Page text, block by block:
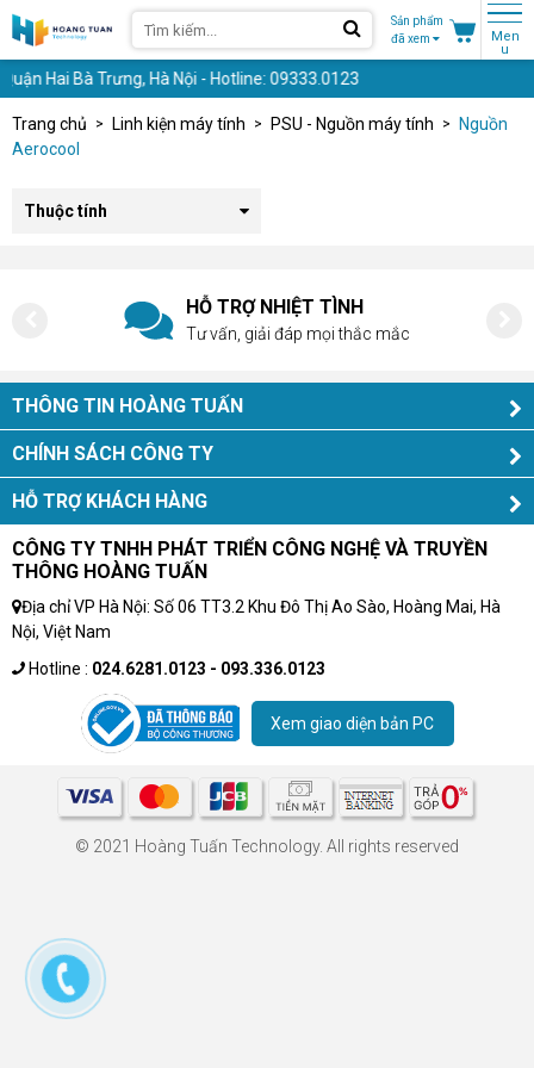
Sản phẩm
đã xem
Men
u
Hai Bà Trưng, Hà Nội - Hotline: 09333.0123
Trang chủ Linh kiện máy tính PSU - Nguồn máy tính
Nguồn
Aerocool
Thuộc tính
HỖ TRỢ NHIỆT TÌNH
Tư vấn, giải đáp mọi thắc mắc
THÔNG TIN HOÀNG TUẤN
CHÍNH SÁCH CÔNG TY
HỖ TRỢ KHÁCH HÀNG
CÔNG TY TNHH PHÁT TRIỂN CÔNG NGHỆ VÀ TRUYỀN
THÔNG HOÀNG TUẤN
Địa chỉ VP Hà Nội: Số 06 TT3.2 Khu Đô Thị Ao Sào, Hoàng Mai, Hà
Nội, Việt Nam
Hotline : 024.6281.0123 - 093.336.0123
Xem giao diện bản PC
© 2021 Hoàng Tuấn Technology. All rights reserved